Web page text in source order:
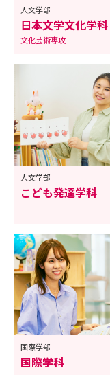
人文学部
日本文学文化学科
文化芸術専攻
人文学部
こども発達学科
国際学部
国際学科